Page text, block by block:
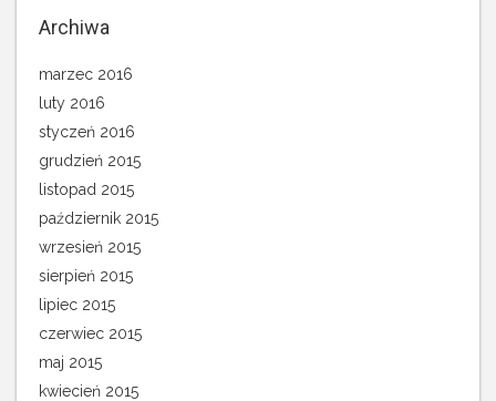
Archiwa
marzec 2016
luty 2016
styczeń 2016
grudzień 2015
listopad 2015
październik 2015
wrzesień 2015
sierpień 2015
lipiec 2015
czerwiec 2015
maj 2015
kwiecień 2015